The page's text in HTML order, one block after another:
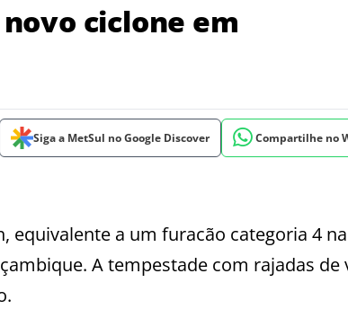
ciclone em
Siga a MetSul no Google Discover Compartilhe no
equivalente a um furacão categoria 4
A tempestade com rajadas de